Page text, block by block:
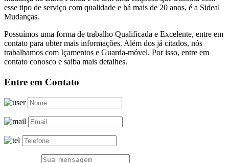
esse tipo de serviço com qualidade e há mais de 20 anos, é a Sideal
Mudanças.
Possuímos uma forma de trabalho Qualificada e Excelente, entre em
contato para obter mais informações. Além dos já citados, nós
trabalhamos com Içamentos e Guarda-móvel. Por isso, entre em
contato conosco e saiba mais detalhes.
Entre em Contato